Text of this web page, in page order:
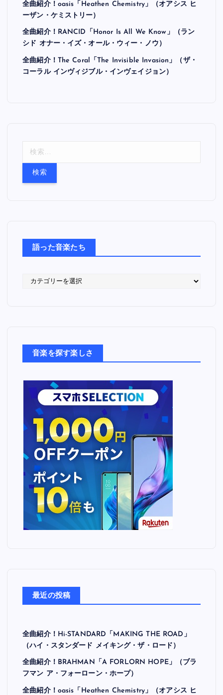
全曲紹介！oasis「Heathen Chemistry」（オアシス ヒ
ーザン・ケミストリー）
全曲紹介！RANCID「Honor Is All We Know」（ラン
シド オナー・イズ・オール・ウィー・ノウ）
全曲紹介！The Coral「The Invisible Invasion」（ザ・
コーラル インヴィジブル・インヴェイジョン）
語った音楽たち
音楽を探す楽しさ
最近の投稿
全曲紹介！Hi-STANDARD「MAKING THE ROAD」
（ハイ・スタンダード メイキング・ザ・ロード）
全曲紹介！BRAHMAN「A FORLORN HOPE」（ブラ
フマン ア・フォーローン・ホープ）
全曲紹介！oasis「Heathen Chemistry」（オアシス ヒ